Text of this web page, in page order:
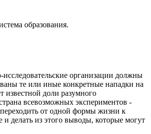
образования.
организации должны
те или иные конкретные нападки на
известной доли разумного
всевозможных экспериментов -
переходить от одной формы жизни к
делать из этого выводы, которые могут